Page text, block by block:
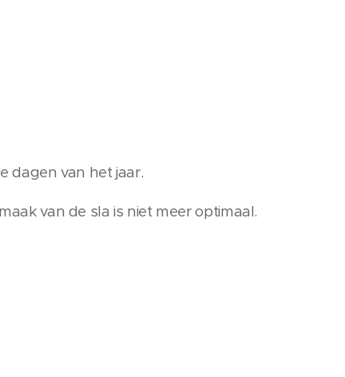
dagen van het jaar.
van de sla is niet meer optimaal.